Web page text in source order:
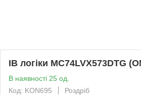
ІВ логіки MC74LVX573DTG
В наявності 25 од.
Код: KON695
Роздріб